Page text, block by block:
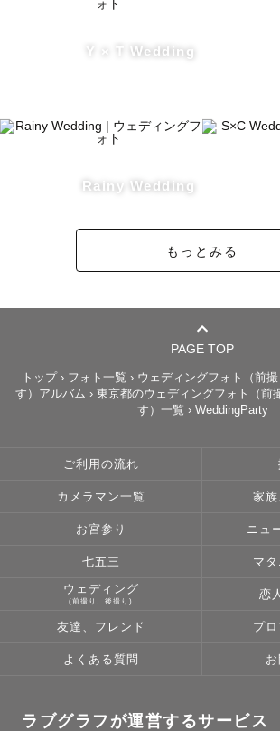
お二人が綺麗に写っていることです。
お肌の質感も美しくお撮りします！
詳しくお聞きすることでよりイメージに
撮影をお届けいたします✨
ご希望頂いたシチュエーションを
イメージにあったお写真をお渡しできる
当日下見をしてゲストさんに合った
⚪︎今まで撮影した都道府県
北海道（富良野/美瑛) / 神奈川 / 東京 /
兵庫（淡路島） / 和歌山 / 滋賀 / 福岡 /
今まで様々な場所や天気の中で
Y × T Wedding
Rainy Wedding
もっとみる
PAGE TOP
トップ› フォト一覧 › ウェディングフォト（前
す）アルバム › 東京都のウェディングフォト（前
す）一覧 › WeddingParty
ご利用の流れ
カメラマン一覧 家族
お宮参り ニュ
七五三 マ
ウェディング
(前撮り、後撮り)
恋
友達、フレンド プ
よくある質問
ラブグラフが運営するサービス